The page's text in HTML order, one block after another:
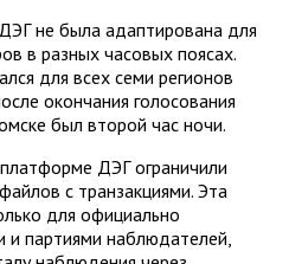
не была адаптирована для
в разных часовых поясах.
для всех семи регионов
окончания голосования
был второй час ночи.
ДЭГ ограничили
с транзакциями. Эта
для официально
партиями наблюдателей,